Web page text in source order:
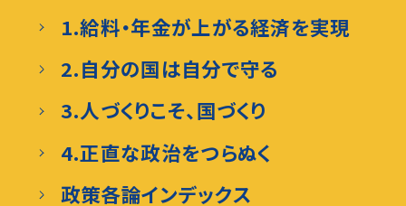
1.給料・年金が上がる経済を実現
2.自分の国は自分で守る
3.人づくりこそ、国づくり
4.正直な政治をつらぬく
政策各論インデックス